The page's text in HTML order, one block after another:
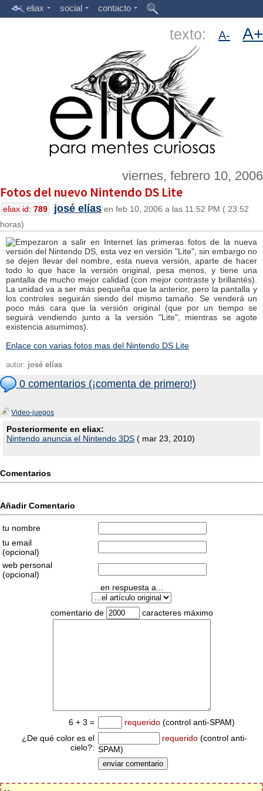
eliax social contacto
texto: A- A+
viernes, febrero 10, 2006
Fotos del nuevo Nintendo DS Lite
eliax id: 789 josé elías en feb 10, 2006 a las 11:52 PM ( 23:52
horas)
Empezaron a salir en Internet las primeras fotos de la nueva
versión del Nintendo DS, esta vez en versión "Lite", sin embargo no
se dejen llevar del nombre, esta nueva versión, aparte de hacer
todo lo que hace la versión original, pesa menos, y tiene una
pantalla de mucho mejor calidad (con mejor contraste y brillantés).
La unidad va a ser más pequeña que la anterior, pero la pantalla y
los controles seguirán siendo del mismo tamaño. Se venderá un
poco más cara que la versión original (que por un tiempo se
seguirá vendiendo junto a la versión "Lite", mientras se agote
existencia asumimos).
Enlace con varias fotos mas del Nintendo DS Lite
autor: josé elías
0 comentarios (¡comenta de primero!)
Video-juegos
Posteriormente en eliax:
Nintendo anuncia el Nintendo 3DS ( mar 23, 2010)
Comentarios
Añadir Comentario
tu nombre
tu email
(opcional)
web personal
(opcional)
en respuesta a...
comentario de caracteres máximo
6 + 3 = requerido (control anti-SPAM)
¿De qué color es el
cielo?:
requerido (control anti-
SPAM)